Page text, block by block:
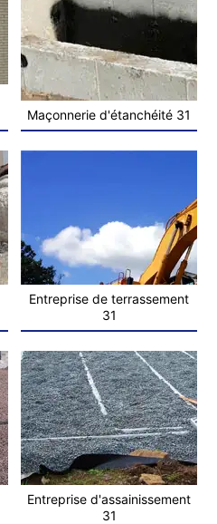
Maçonnerie d'étanchéité 31
Entreprise de terrassement
31
Entreprise d'assainissement
31